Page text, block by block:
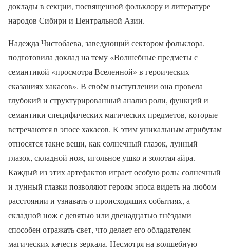
доклады в секции, посвященной фольклору и литературе
народов Сибири и Центральной Азии.
Надежда Чистобаева, заведующий сектором фольклора,
подготовила доклад на тему «Волшебные предметы с
семантикой «просмотра Вселенной» в героических
сказаниях хакасов». В своём выступлении она провела
глубокий и структурированный анализ роли, функций и
семантики специфических магических предметов, которые
встречаются в эпосе хакасов. К этим уникальным атрибутам
относятся такие вещи, как солнечный глазок, лунный
глазок, складной нож, игольное ушко и золотая айра.
Каждый из этих артефактов играет особую роль: солнечный
и лунный глазки позволяют героям эпоса видеть на любом
расстоянии и узнавать о происходящих событиях, а
складной нож с девятью или двенадцатью гнёздами
способен отражать свет, что делает его обладателем
магических качеств зеркала. Несмотря на волшебную